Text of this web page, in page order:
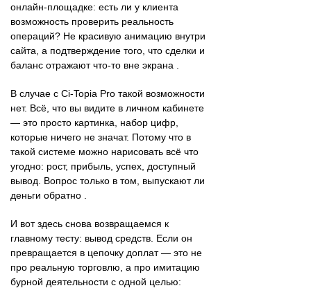
онлайн-площадке: есть ли у клиента
возможность проверить реальность
операций? Не красивую анимацию внутри
сайта, а подтверждение того, что сделки и
баланс отражают что-то вне экрана .
В случае с Ci-Topia Pro такой возможности
нет. Всё, что вы видите в личном кабинете
— это просто картинка, набор цифр,
которые ничего не значат. Потому что в
такой системе можно нарисовать всё что
угодно: рост, прибыль, успех, доступный
вывод. Вопрос только в том, выпускают ли
деньги обратно .
И вот здесь снова возвращаемся к
главному тесту: вывод средств. Если он
превращается в цепочку доплат — это не
про реальную торговлю, а про имитацию
бурной деятельности с одной целью: